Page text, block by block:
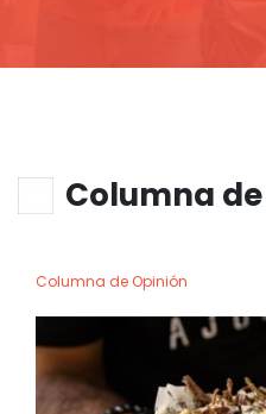
Columna
Columna de Opinión